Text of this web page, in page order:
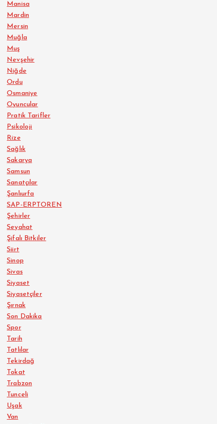
Manisa
Mardin
Mersin
Muğla
Muş
Nevşehir
Niğde
Ordu
Osmaniye
Oyuncular
Pratik Tarifler
Psikoloji
Rize
Sağlık
Sakarya
Samsun
Sanatçılar
Şanlıurfa
SAP-ERPTOREN
Şehirler
Seyahat
Şifalı Bitkiler
Siirt
Sinop
Sivas
Siyaset
Siyasetçiler
Şırnak
Son Dakika
Spor
Tarih
Tatlılar
Tekirdağ
Tokat
Trabzon
Tunceli
Uşak
Van